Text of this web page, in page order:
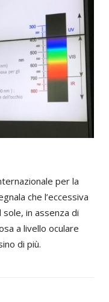
per la
che l’eccessiva
in assenza di
a livello oculare
di più.